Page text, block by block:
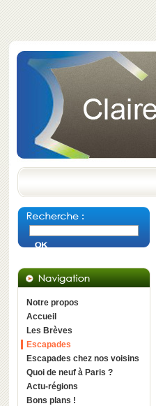
Notre propos
Accueil
Les Brèves
Escapades
Escapades chez nos voisins
Quoi de neuf à Paris ?
Actu-régions
Bons plans !